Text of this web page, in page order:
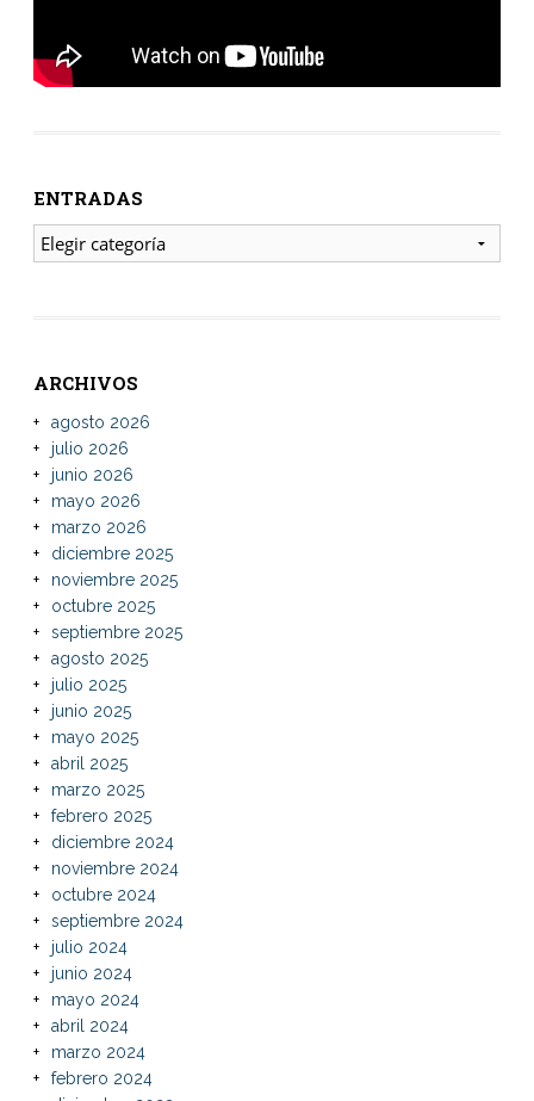
ENTRADAS
ENTRADAS
ARCHIVOS
agosto 2026
julio 2026
junio 2026
mayo 2026
marzo 2026
diciembre 2025
noviembre 2025
octubre 2025
septiembre 2025
agosto 2025
julio 2025
junio 2025
mayo 2025
abril 2025
marzo 2025
febrero 2025
diciembre 2024
noviembre 2024
octubre 2024
septiembre 2024
julio 2024
junio 2024
mayo 2024
abril 2024
marzo 2024
febrero 2024